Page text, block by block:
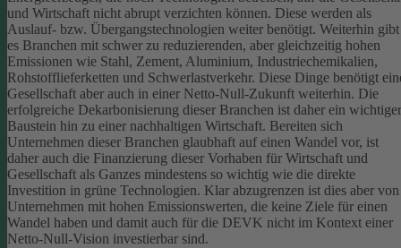
und Wirtschaft nicht abrupt verzichten können. Diese werden als
Auslauf- bzw. Übergangstechnologien weiter benötigt. Weiterhin gibt
es Branchen mit schwer zu reduzierenden, aber gleichzeitig hohen
Emissionen wie Stahl, Zement, Aluminium, Industriechemikalien,
Rohstofflieferketten und Schwerlastverkehr. Diese Dinge benötigt
Gesellschaft aber auch in einer Netto-Null-Zukunft weiterhin. Die
erfolgreiche Dekarbonisierung dieser Branchen ist daher ein wichtiger
Baustein hin zu einer nachhaltigen Wirtschaft. Bereiten sich
Unternehmen dieser Branchen glaubhaft auf einen Wandel vor, ist
daher auch die Finanzierung dieser Vorhaben für Wirtschaft und
Gesellschaft als Ganzes mindestens so wichtig wie die direkte
Investition in grüne Technologien. Klar abzugrenzen ist dies aber von
Unternehmen mit hohen Emissionswerten, die keine Ziele für einen
Wandel haben und damit auch für die DEVK nicht im Kontext einer
Netto-Null-Vision investierbar sind.